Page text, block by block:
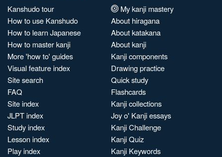
Kanshudo tour
How to use Kanshudo
How to learn Japanese
How to master kanji
More 'how to' guides
Visual feature index
Site search
FAQ
Site index
JLPT index
Study index
Lesson index
Play index
My kanji mastery
About hiragana
About katakana
About kanji
Kanji components
Drawing practice
Quick study
Flashcards
Kanji collections
Joy o' Kanji essays
Kanji Challenge
Kanji Quiz
Kanji Keywords